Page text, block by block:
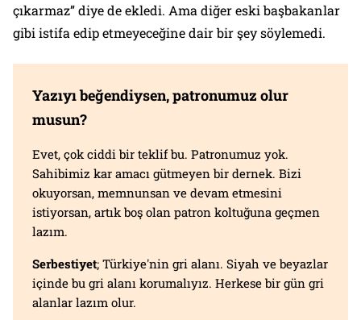
çıkarmaz” diye de ekledi. Ama diğer eski başbakanlar
gibi istifa edip etmeyeceğine dair bir şey söylemedi.
Yazıyı beğendiysen, patronumuz olur
musun?
Evet, çok ciddi bir teklif bu. Patronumuz yok.
Sahibimiz kar amacı gütmeyen bir dernek. Bizi
okuyorsan, memnunsan ve devam etmesini
istiyorsan, artık boş olan patron koltuğuna geçmen
lazım.
Serbestiyet; Türkiye'nin gri alanı. Siyah ve beyazlar
içinde bu gri alanı korumalıyız. Herkese bir gün gri
alanlar lazım olur.